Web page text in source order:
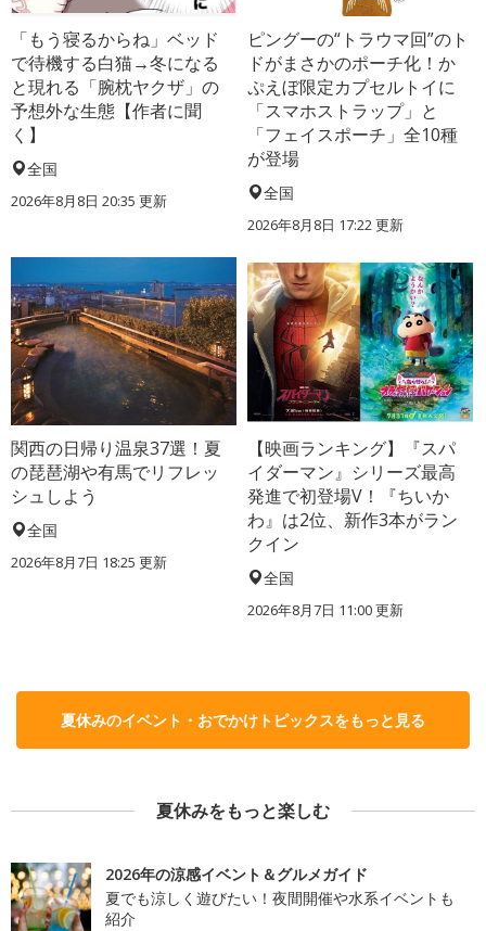
「もう寝るからね」ベッド
で待機する白猫→冬になる
と現れる「腕枕ヤクザ」の
予想外な生態【作者に聞
く】
全国
2026年8月8日 20:35 更新
ピングーの“トラウマ回”のト
ドがまさかのポーチ化！か
ぷえぼ限定カプセルトイに
「スマホストラップ」と
「フェイスポーチ」全10種
が登場
全国
2026年8月8日 17:22更新
関西の日帰り温泉37選！夏
の琵琶湖や有馬でリフレッ
シュしよう
全国
2026年8月7日 18:25 更新
【映画ランキング】『スパ
イダーマン』シリーズ最高
発進で初登場V！『ちいか
わ』は2位、新作3本がラン
クイン
全国
2026年8月7日 11:00更新
夏休みのイベント・おでかけトピックスをもっと見る
夏休みをもっと楽しむ
2026年の涼感イベント＆グルメガイド
夏でも涼しく遊びたい！夜間開催や水系イベントも
紹介